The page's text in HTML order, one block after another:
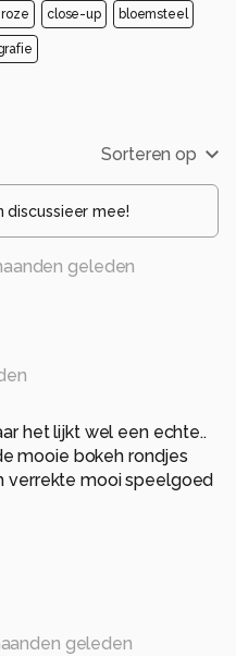
roze close-up bloemsteel
Sorteren op
discussieer mee!
geleden
het lijkt wel een echte..
mooie bokeh rondjes
verrekte mooi speelgoed
geleden